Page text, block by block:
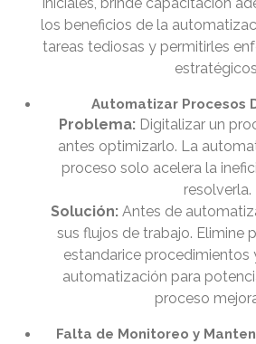
los beneficios de la
tareas tediosas y permitirles
Automatizar Procesos
Problema:Digitalizar un
antes optimizarlo. La
proceso solo acelera la
resolverla.
Solución:Antes de
sus flujos de trabajo. Elimine
estandarice procedimientos
automatización para
proceso
Falta de Monitoreo y